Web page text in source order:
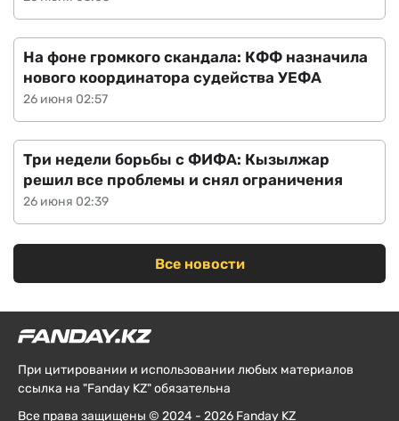
26 июня 02:57
На фоне громкого скандала: КФФ назначила
нового координатора судейства УЕФА
26 июня 02:39
Три недели борьбы с ФИФА: Кызылжар
решил все проблемы и снял ограничения
Все новости
При цитировании и использовании любых материалов
ссылка на "Fanday KZ" обязательна
Все права защищены © 2024 - 2026 Fanday KZ